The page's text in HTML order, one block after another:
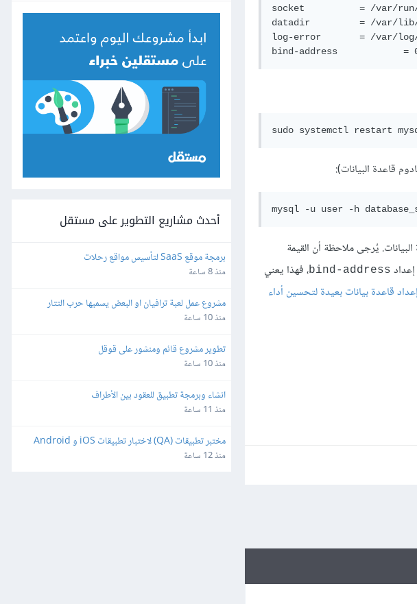
socket          = /var/run/
datadir         = /var/lib/
log-error       = /var/log/
mysql -u user -h
يُرجى ملاحظة أن القيمة
bind-address، فهذا يعني
قاعدة بيانات بعيدة لتحسين أداء
أحدث مشاريع التطوير على مستقل
برمجة موقع SaaS لتأسيس مواقع رحلات
منذ 8 ساعة
مشروع عمل لعبة ترافيان او البعض يسميها حرب التتار
منذ 10 ساعة
تطوير مشروع قائم ومنشور على قوقل
منذ 10 ساعة
انشاء وبرمجة تطبيق للعقود بين الأطراف
منذ 11 ساعة
مختبر تطبيقات (QA) لاختبار تطبيقات iOS و Android
منذ 12 ساعة